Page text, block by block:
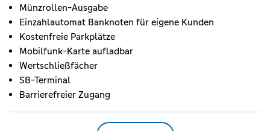
Münzrollen-Ausgabe
Einzahlautomat Banknoten für eigene Kunden
Kostenfreie Parkplätze
Mobilfunk-Karte aufladbar
Wertschließfächer
SB-Terminal
Barrierefreier Zugang